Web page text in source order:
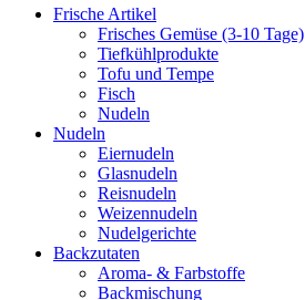
Frische Artikel
Frisches Gemüse (3-10 Tage)
Tiefkühlprodukte
Tofu und Tempe
Fisch
Nudeln
Nudeln
Eiernudeln
Glasnudeln
Reisnudeln
Weizennudeln
Nudelgerichte
Backzutaten
Aroma- & Farbstoffe
Backmischung